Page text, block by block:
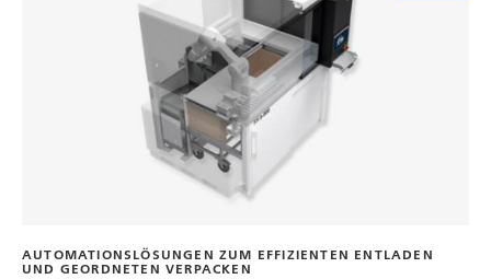
AUTOMATIONSLÖSUNGEN ZUM EFFIZIENTEN ENTLADEN
UND GEORDNETEN VERPACKEN